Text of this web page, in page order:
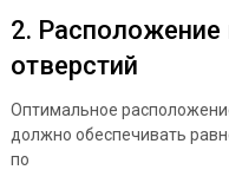
2.
отверстий
Оптимальное
должно обеспечивать
по